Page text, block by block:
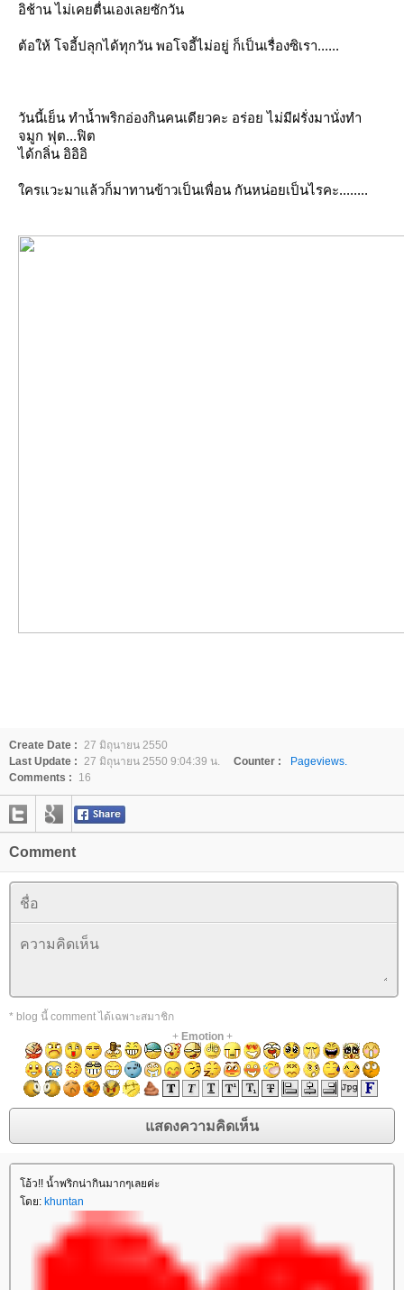
อิช้าน ไม่เคยตื่นเองเลยซักวัน
ต้อให้ โจอี้ปลุกได้ทุกวัน พอโจอี้ไม่อยู่ ก็เป็นเรื่องซิเรา......
วันนี้เย็น ทำน้ำพริกอ่องกินคนเดียวคะ อร่อย ไม่มีฝรั่งมานั่งทำ
จมูก ฟุต...ฟิต
ได้กลิ่น อิอิอิ
ครแวะมาแล้วก็มาทานข้าวเป็นเพื่อน กันหน่อยเป็นไรคะ........
Create Date : 27 มิถุนายน 2550
Last Update : 27 มิถุนายน 2550 9:04:39 น. Counter :
Pageviews.
Comments :
16
Comment
* blog นี้ comment ได้เฉพาะสมาชิก
+ Emotion+
อ้ว!! น้ำพริกน่ากินมากๆเลยค่ะ
ดย: khuntan